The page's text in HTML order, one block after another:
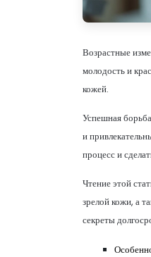
Возрастные
молодость и
кожей.
Успешная
и
процесс и
Чтение этой
зрелой кожи, а
секреты